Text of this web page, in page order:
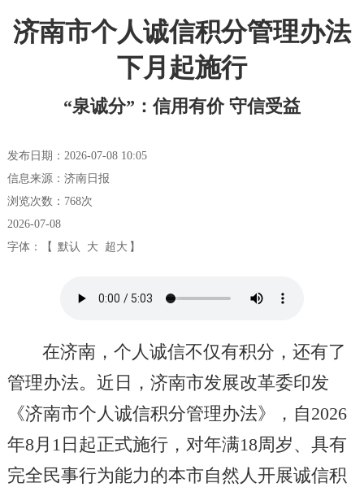
济南市个人诚信积分管理办法
下月起施行
“泉诚分”：信用有价 守信受益
发布日期：2026-07-08 10:05
信息来源：济南日报
浏览次数： 768次
2026-07-08
字体：【 默认 大 超大 】
在济南，个人诚信不仅有积分，还有了
管理办法。近日，济南市发展改革委印发
《济南市个人诚信积分管理办法》，自2026
年8月1日起正式施行，对年满18周岁、具有
完全民事行为能力的本市自然人开展诚信积